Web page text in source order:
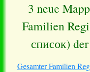
3 neue
Familien
список)
Gesamter Familien